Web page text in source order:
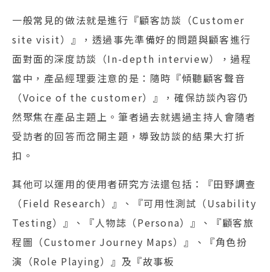
一般常見的做法就是進行『顧客訪談（Customer
site visit）』，透過事先準備好的問題與顧客進行
面對面的深度訪談（In-depth interview），過程
當中，產品經理要注意的是：隨時『傾聽顧客聲音
（Voice of the customer）』，確保訪談內容仍
然聚焦在產品主題上。筆者過去就遇過主持人會隨者
受訪者的回答而岔開主題，導致訪談的結果大打折
扣。
其他可以運用的使用者研究方法還包括：『田野調查
（Field Research）』、『可用性測試（Usability
Testing）』、『人物誌（Persona）』、『顧客旅
程圖（Customer Journey Maps）』、『角色扮
演（Role Playing）』及『故事板